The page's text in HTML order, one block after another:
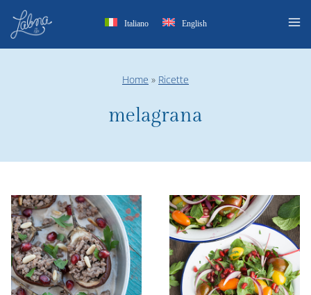
Salta
contenuto
Italiano English
Home » Ricette
melagrana